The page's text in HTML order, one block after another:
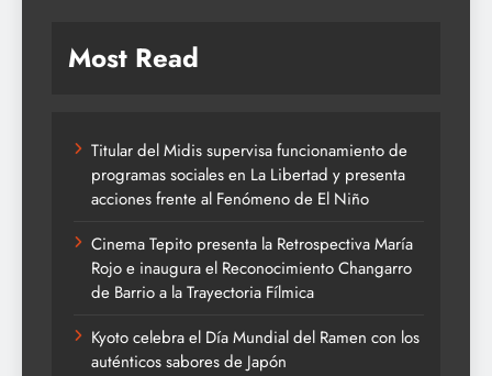
Most Read
Titular del Midis supervisa funcionamiento de
programas sociales en La Libertad y presenta
acciones frente al Fenómeno de El Niño
Cinema Tepito presenta la Retrospectiva María
Rojo e inaugura el Reconocimiento Changarro
de Barrio a la Trayectoria Fílmica
Kyoto celebra el Día Mundial del Ramen con los
auténticos sabores de Japón